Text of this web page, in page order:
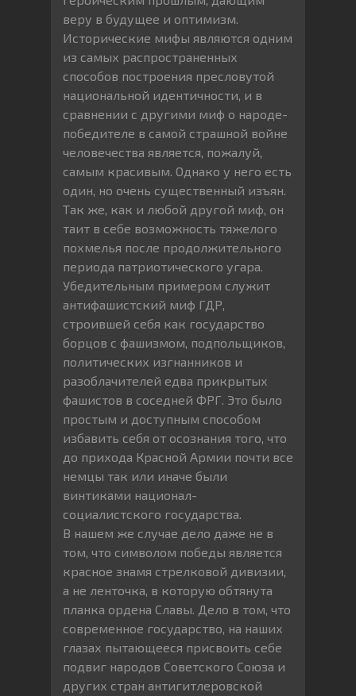
веру в будущее и оптимизм.
Исторические мифы являются одним
из самых распространенных
способов построения пресловутой
национальной идентичности, и в
сравнении с другими миф о народе-
победителе в самой страшной войне
человечества является, пожалуй,
самым красивым. Однако у него есть
один, но очень существенный изъян.
Так же, как и любой другой миф, он
таит в себе возможность тяжелого
похмелья после продолжительного
периода патриотического угара.
Убедительным примером служит
антифашистский миф ГДР,
строившей себя как государство
борцов с фашизмом, подпольщиков,
политических изгнанников и
разоблачителей едва прикрытых
фашистов в соседней ФРГ. Это было
простым и доступным способом
избавить себя от осознания того, что
до прихода Красной Армии почти все
немцы так или иначе были
винтиками национал-
социалистского государства.
В нашем же случае дело даже не в
том, что символом победы является
красное знамя стрелковой дивизии,
а не ленточка, в которую обтянута
планка ордена Славы. Дело в том, что
современное государство, на наших
глазах пытающееся присвоить себе
подвиг народов Советского Союза и
других стран антигитлеровской